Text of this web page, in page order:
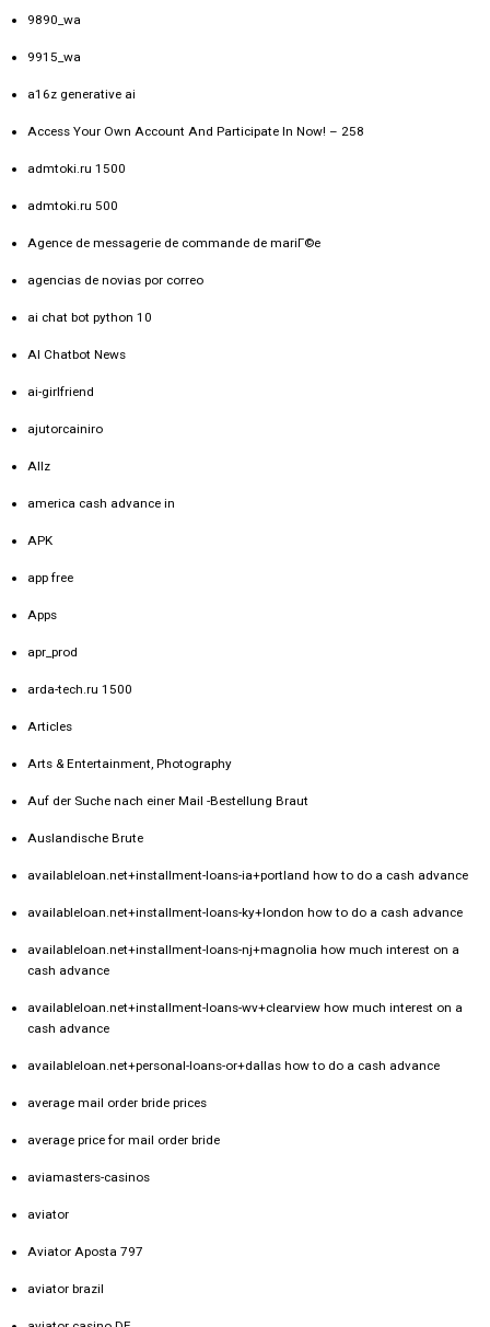
9890_wa
9915_wa
a16z generative ai
Access Your Own Account And Participate In Now! – 258
admtoki.ru 1500
admtoki.ru 500
Agence de messagerie de commande de mariГ©e
agencias de novias por correo
ai chat bot python 10
AI Chatbot News
ai-girlfriend
ajutorcainiro
Allz
america cash advance in
APK
app free
Apps
apr_prod
arda-tech.ru 1500
Articles
Arts & Entertainment, Photography
Auf der Suche nach einer Mail -Bestellung Braut
Auslandische Brute
availableloan.net+installment-loans-ia+portland how to do a cash advance
availableloan.net+installment-loans-ky+london how to do a cash advance
availableloan.net+installment-loans-nj+magnolia how much interest on a
cash advance
availableloan.net+installment-loans-wv+clearview how much interest on a
cash advance
availableloan.net+personal-loans-or+dallas how to do a cash advance
average mail order bride prices
average price for mail order bride
aviamasters-casinos
aviator
Aviator Aposta 797
aviator brazil